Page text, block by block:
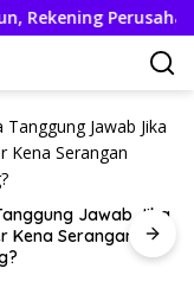
Perusahaan
Jawab Jika
Kena Serangan